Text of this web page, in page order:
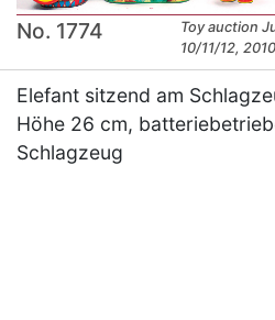
No. 1774
Toy auction
10/11/12, 2010
Elefant sitzend am
Höhe 26 cm,
Schlagzeug